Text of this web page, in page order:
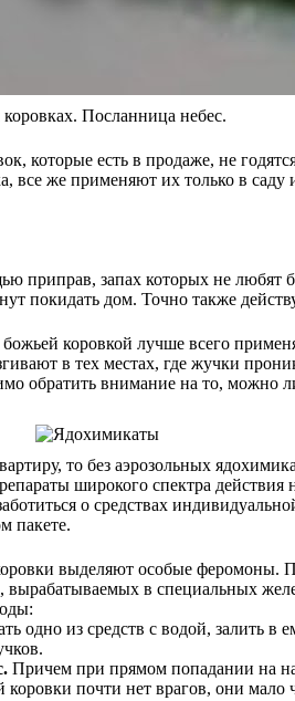
Посланница небес.
которые есть в продаже, не
все же применяют их только в саду
приправ, запах которых не любят
покидать дом. Точно также
коровкой лучше всего
в тех местах, где жучки
обратить внимание на то, можно
то без аэрозольных
широкого спектра
о средствах
пакете.
выделяют особые феромоны.
в специальных
одно из средств с водой, залить
Причем при прямом попадании на
почти нет врагов, они мало